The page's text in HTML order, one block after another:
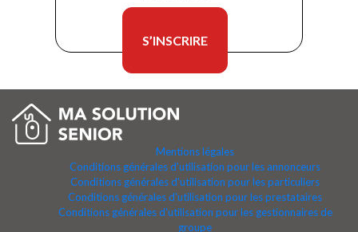
Mentions légales
Conditions générales d'utilisation pour les annonceurs
Conditions générales d'utilisation pour les particuliers
Conditions générales d'utilisation pour les prestataires
Conditions générales d'utilisation pour les gestionnaires de
groupe